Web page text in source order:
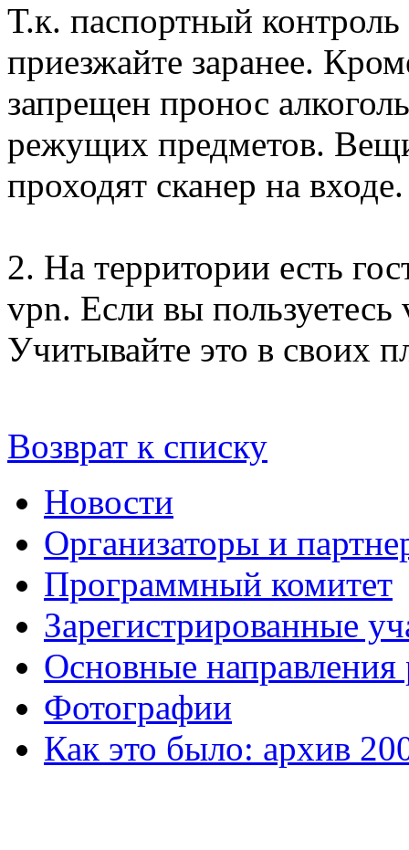
Т.к. паспортный
приезжайте заранее.
запрещен пронос
режущих предметов.
проходят сканер на входе.
2. На территории есть
vpn. Если вы
Учитывайте это в своих
Возврат к списку
Новости
Организаторы и
Программный комитет
Зарегистрированные
Основные направления
Фотографии
Как это было: архив